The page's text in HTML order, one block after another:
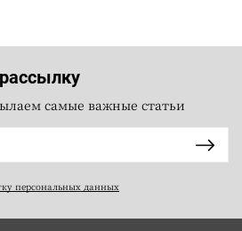
самые важные статьи
персональных данных